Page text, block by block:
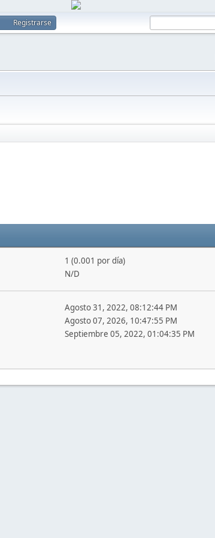
Registrarse
1 (0.001 por día)
N/D
Agosto 31, 2022, 08:12:44 PM
Agosto 07, 2026, 10:47:55 PM
Septiembre 05, 2022, 01:04:35 PM